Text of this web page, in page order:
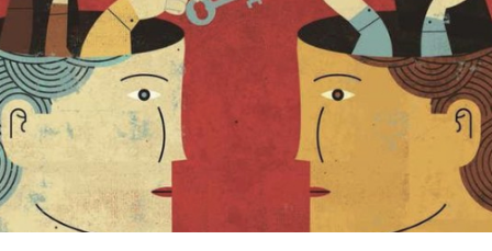
mercados
laborales